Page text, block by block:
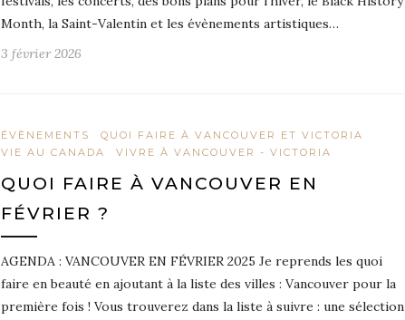
Month, la Saint-Valentin et les évènements artistiques…
3 février 2026
ÉVÈNEMENTS
QUOI FAIRE À VANCOUVER ET VICTORIA
VIE AU CANADA
VIVRE À VANCOUVER - VICTORIA
QUOI FAIRE À VANCOUVER EN
FÉVRIER ?
AGENDA : VANCOUVER EN FÉVRIER 2025 Je reprends les quoi
faire en beauté en ajoutant à la liste des villes : Vancouver pour la
première fois ! Vous trouverez dans la liste à suivre : une sélection